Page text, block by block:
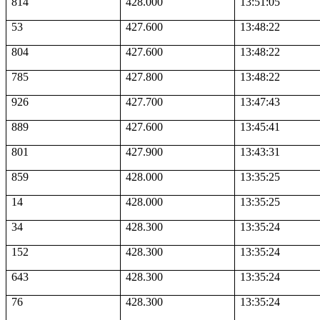
53 427.600 13:48:22
804 427.600 13:48:22
785 427.800 13:48:22
926 427.700 13:47:43
889 427.600 13:45:41
801 427.900 13:43:31
859 428.000 13:35:25
14 428.000 13:35:25
34 428.300 13:35:24
152 428.300 13:35:24
643 428.300 13:35:24
76 428.300 13:35:24